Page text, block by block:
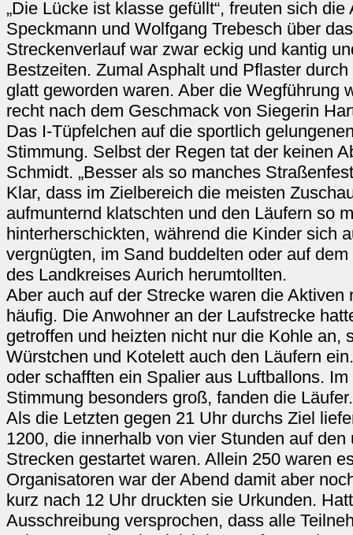
„Die Lücke ist klasse gefüllt“, freuten sich
Speckmann und Wolfgang Trebesch über
Streckenverlauf war zwar eckig und kantig
Bestzeiten. Zumal Asphalt und Pflaster
glatt geworden waren. Aber die Wegführung
recht nach dem Geschmack von Siegerin
Das I-Tüpfelchen auf die sportlich
Stimmung. Selbst der Regen tat der keinen
Schmidt. „Besser als so manches
Klar, dass im Zielbereich die meisten
aufmunternd klatschten und den Läufern so
hinterherschickten, während die Kinder sich
vergnügten, im Sand buddelten oder auf
des Landkreises Aurich herumtollten.
Aber auch auf der Strecke waren die Aktiven
häufig. Die Anwohner an der Laufstrecke
getroffen und heizten nicht nur die Kohle an,
Würstchen und Kotelett auch den Läufern
oder schafften ein Spalier aus Luftballons.
Stimmung besonders groß, fanden die Läufer.
Als die Letzten gegen 21 Uhr durchs Ziel
1200, die innerhalb von vier Stunden auf
Strecken gestartet waren. Allein 250 waren
Organisatoren war der Abend damit aber
kurz nach 12 Uhr druckten sie Urkunden.
Ausschreibung versprochen, dass alle